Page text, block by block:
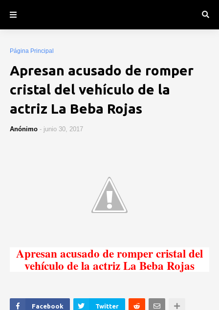
Página Principal
Apresan acusado de romper
cristal del vehículo de la
actriz La Beba Rojas
Anónimo - junio 30, 2017
Apresan acusado de romper cristal del
vehículo de la actriz La Beba Rojas
Facebook Twitter